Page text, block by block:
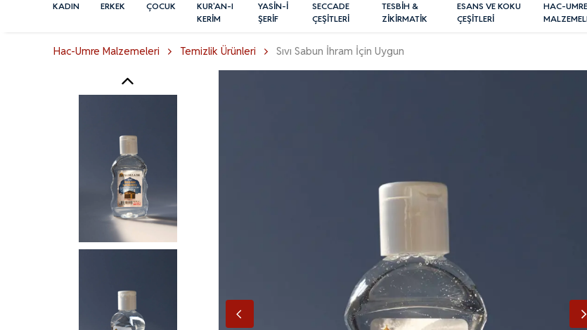
KADIN ERKEK ÇOCUK
KUR'AN-I
KERİM
YASİN-İ
ŞERİF
SECCADE
ÇEŞİTLERİ
TESBİH &
ZİKİRMATİK
ESANS VE KOKU
ÇEŞİTLERİ
HAC-UMRE
Hac-Umre Malzemeleri Temizlik Ürünleri Sıvı Sabun İhram İçin Uygun